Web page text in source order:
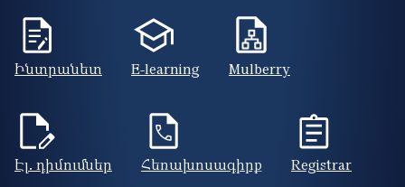
Ինտրանետ E-learning Mulberry
Էլ. դիմումներ Հեռախոսագիրք Registrar